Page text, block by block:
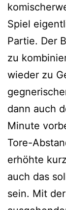
Spiel
Partie. Der
zu
wieder zu
dann auch
Minute
Tore-
erhöhte
auch das
sein. Mit